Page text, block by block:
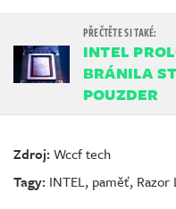
INTEL
BRÁNILA
POUZDER
Zdroj:Wccf tech
Tagy: INTEL, paměť, Razor